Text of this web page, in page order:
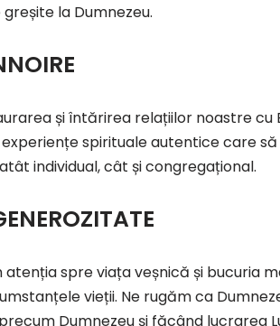
la Dumnezeu.
și întărirea relațiilor noastre cu
spirituale autentice care
individual, cât și congregațional.
spre viața veșnică și bucuria
vieții. Ne rugăm ca
Dumnezeu și făcând lucrarea